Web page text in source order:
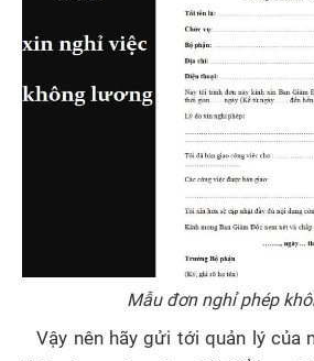
Mẫu đơn nghỉ phép
Vậy nên hãy gửi tới quản lý của